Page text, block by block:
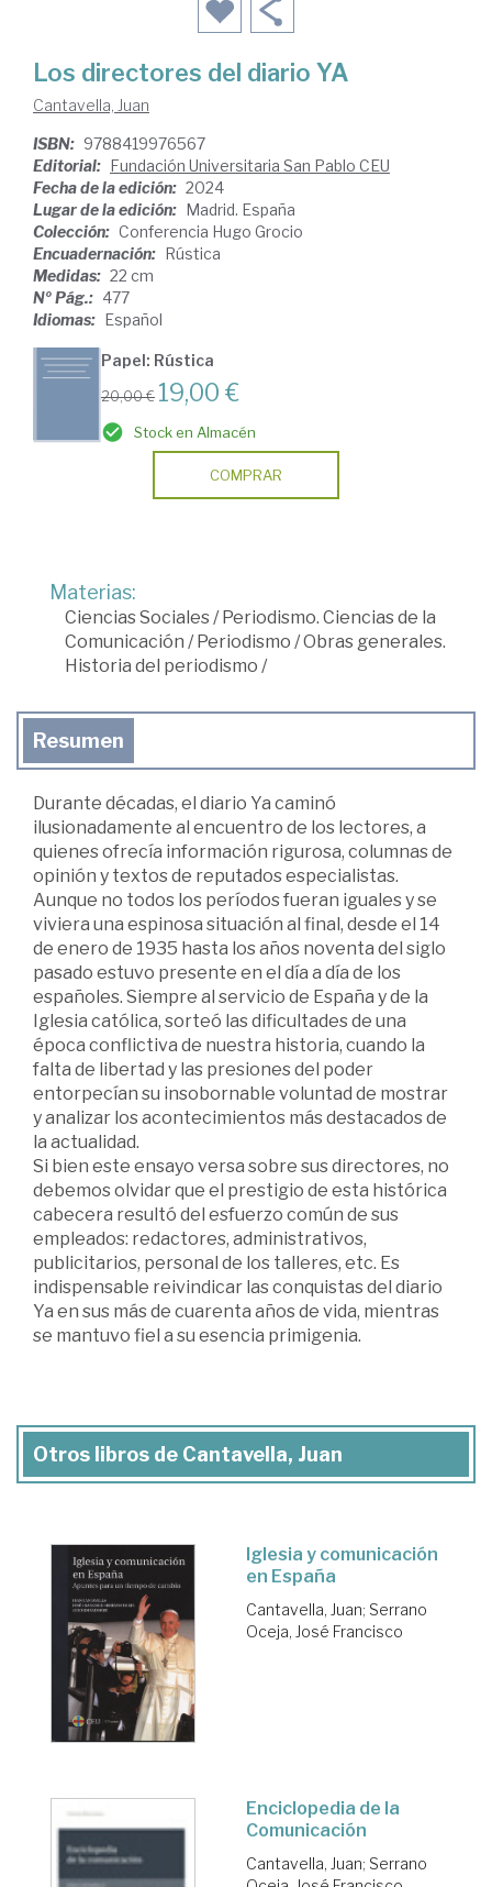
Los directores del diario YA
Cantavella, Juan
ISBN: 9788419976567
Editorial: Fundación Universitaria San Pablo CEU
Fecha de la edición: 2024
Lugar de la edición: Madrid. España
Colección: Conferencia Hugo Grocio
Encuadernación: Rústica
Medidas: 22 cm
Nº Pág.: 477
Idiomas: Español
Papel: Rústica
20,00 € 19,00 €
Stock en Almacén
COMPRAR
Materias:
Ciencias Sociales/ Periodismo. Ciencias de la
Comunicación / Periodismo /Obras generales.
Historia del periodismo /
Resumen
Durante décadas, el diario Ya caminó
ilusionadamente al encuentro de los lectores, a
quienes ofrecía información rigurosa, columnas de
opinión y textos de reputados especialistas.
Aunque no todos los períodos fueran iguales y se
viviera una espinosa situación al final, desde el 14
de enero de 1935 hasta los años noventa del siglo
pasado estuvo presente en el día a día de los
españoles. Siempre al servicio de España y de la
Iglesia católica, sorteó las dificultades de una
época conflictiva de nuestra historia, cuando la
falta de libertad y las presiones del poder
entorpecían su insobornable voluntad de mostrar
y analizar los acontecimientos más destacados de
la actualidad.
Si bien este ensayo versa sobre sus directores, no
debemos olvidar que el prestigio de esta histórica
cabecera resultó del esfuerzo común de sus
empleados: redactores, administrativos,
publicitarios, personal de los talleres, etc. Es
indispensable reivindicar las conquistas del diario
Ya en sus más de cuarenta años de vida, mientras
se mantuvo fiel a su esencia primigenia.
Otros libros de Cantavella, Juan
Iglesia y comunicación
en España
Cantavella, Juan; Serrano
Oceja, José Francisco
Enciclopedia de la
Comunicación
Cantavella, Juan; Serrano